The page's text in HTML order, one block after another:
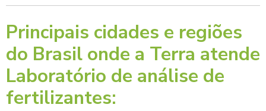
Principais cidades e regiões
do Brasil onde a Terra atende
Laboratório de análise de
fertilizantes: